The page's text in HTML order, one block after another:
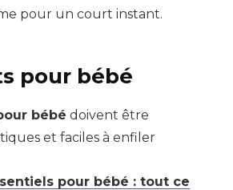
pour un court instant.
pour bébé
bébé doivent être
et faciles à enfiler
pour bébé : tout ce